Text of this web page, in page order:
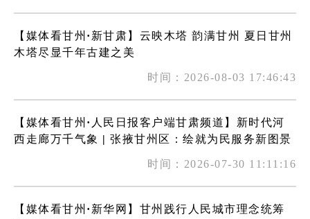
【媒体看甘州·新甘肃】云映木塔 韵满甘州 夏日甘州
木塔尽显千年古建之美
时间：2026-08-03 17:46:43
【媒体看甘州·人民日报客户端甘肃频道】新时代河
西走廊万千气象 | 张掖甘州区：绘就为民服务新图景
时间：2026-07-30 11:11:16
【媒体看甘州·新华网】甘州践行人民城市理念统筹